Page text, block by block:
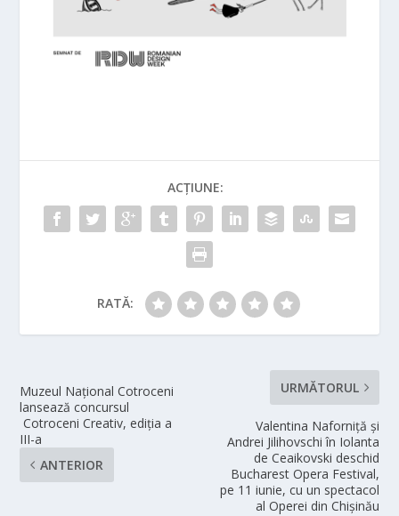
ACȚIUNE:
RATĂ:
Muzeul Național Cotroceni
lansează concursul
Cotroceni Creativ, ediția a
III-a
ANTERIOR
URMĂTORUL
Valentina Naforniţă şi
Andrei Jilihovschi în Iolanta
de Ceaikovski deschid
Bucharest Opera Festival,
pe 11 iunie, cu un spectacol
al Operei din Chişinău